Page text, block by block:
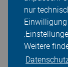
nur
Weitere